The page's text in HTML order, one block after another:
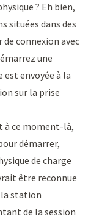
? Eh bien,
situées dans des
connexion avec
une
est envoyée à la
sur la prise
à ce moment-là,
démarrer,
de charge
être reconnue
la station
de la session